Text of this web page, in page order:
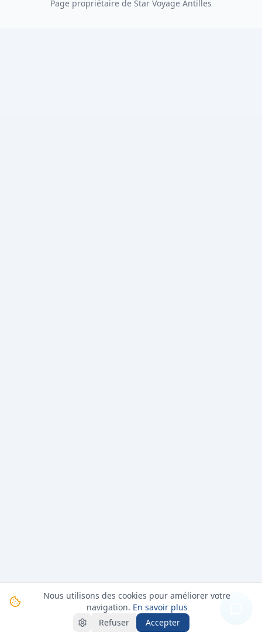
Page propriétaire de Star Voyage Antilles
Nous utilisons des cookies pour améliorer votre
navigation. En savoir plus
Refuser
Accepter